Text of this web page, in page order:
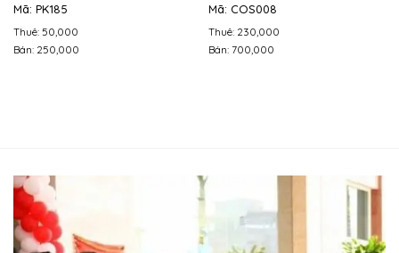
Mã: PK185
Thuê: 50,000
Bán: 250,000
Mã: COS008
Thuê: 230,000
Bán: 700,000